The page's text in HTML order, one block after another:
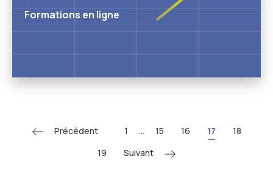
Formations en ligne
Précédent 1 ... 15 16 17
18
19
Suivant